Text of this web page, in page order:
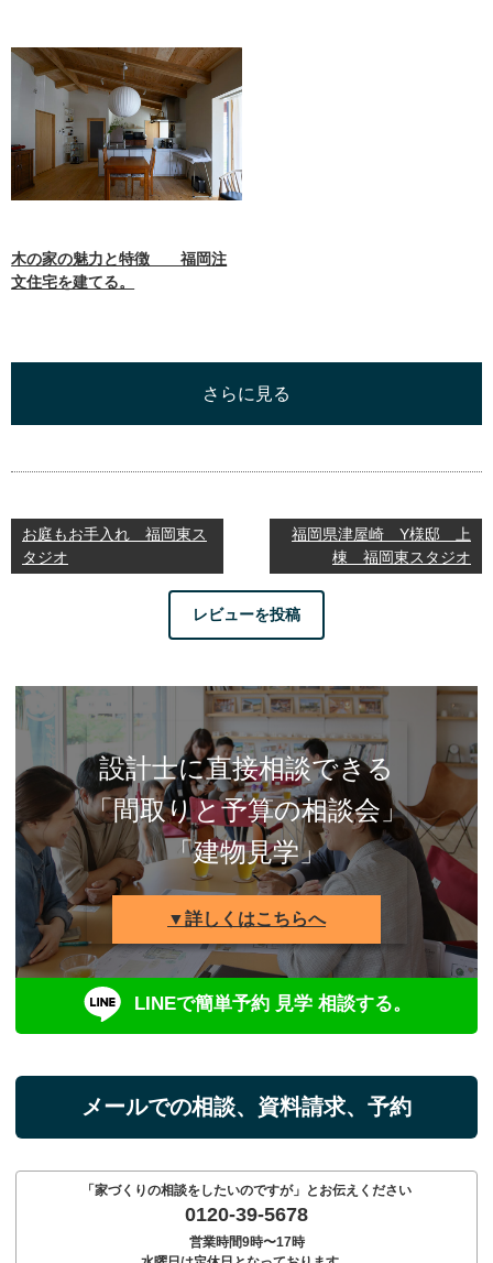
木の家の魅力と特徴 福岡注
文住宅を建てる。
さらに見る
お庭もお手入れ 福岡東ス
タジオ
福岡県津屋崎 Y様邸 上
棟 福岡東スタジオ
レビューを投稿
設計士に直接相談できる
「間取りと予算の相談会」
「建物見学」
▼詳しくはこちらへ
LINEで簡単予約 見学 相談する。
メールでの相談、資料請求、予約
「家づくりの相談をしたいのですが」とお伝えください
0120-39-5678
営業時間9時〜17時